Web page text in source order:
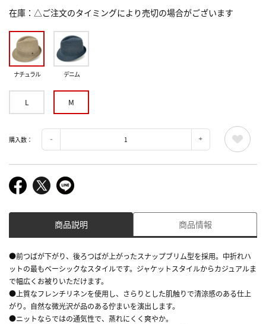
在庫 △ご注文のタイミングにより売切の場合がございます
ナチュラル デニム
L M
購入数：
商品説明 商品情報
●前つばが下がり、後ろつばが上がったスナップブリム型を採用。中折れハ
ットの最もベーシックなスタイルです。ジャケットスタイルからカジュアルま
で幅広くお被りいただけます。
●上質なフレンチリネンを使用し、さらりとした肌触りで清涼感のある仕上
がり。自然な微光沢が品のある佇まいを演出します。
●ニットならではの通気性で、蒸れにくく爽やか。